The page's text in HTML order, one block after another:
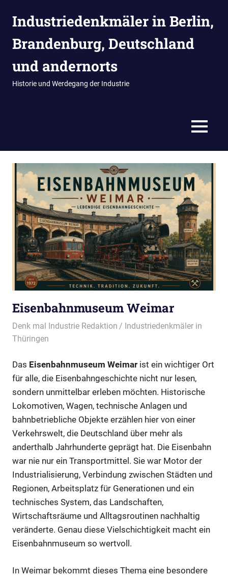
InhaltIndustriedenkmäler in Berlin,
Brandenburg, Deutschland
und andernorts
Historie und Werdegang der Industrie
MENÜ
Eisenbahnmuseum Weimar
12/05/2026
Denk mal Industrie Redaktion
Industriedenkmäler in
Thüringen
Das Eisenbahnmuseum Weimar ist ein wichtiger Ort
für alle, die Eisenbahngeschichte nicht nur lesen,
sondern unmittelbar erleben möchten. Historische
Lokomotiven, Wagen, technische Anlagen und
bahnbetriebliche Objekte erzählen hier von einer
Verkehrswelt, die Deutschland über mehr als
anderthalb Jahrhunderte geprägt hat. Die Eisenbahn
war nie nur ein Transportmittel. Sie war Motor der
Industrialisierung, Verbindung zwischen Städten und
Regionen, Arbeitsplatz für Generationen und ein
technisches System, das Landschaften,
Wirtschaftsräume und Alltagsroutinen nachhaltig
veränderte. Genau diese Vielschichtigkeit macht ein
Eisenbahnmuseum so wertvoll.
In Weimar bekommt dieses Thema eine besondere